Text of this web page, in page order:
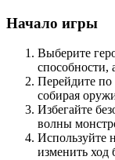
Начало игры
Выберите
способности,
Перейдите по
собирая
Избегайте
волны
Используйте
изменить ход